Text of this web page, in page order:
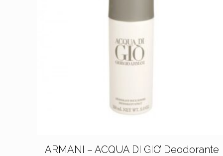
ARMANI – ACQUA DI GIO’ Deodorante